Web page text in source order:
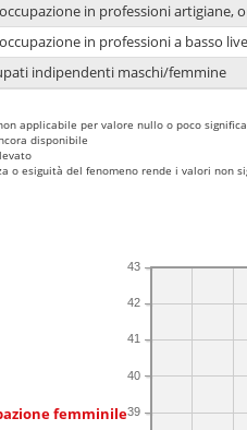
in professioni artigiane,
in professioni a basso
indipendenti maschi/femmine
applicabile per valore nullo o poco
disponibile
o esiguità del fenomeno rende i valori non
femminile39
40
41
42
43